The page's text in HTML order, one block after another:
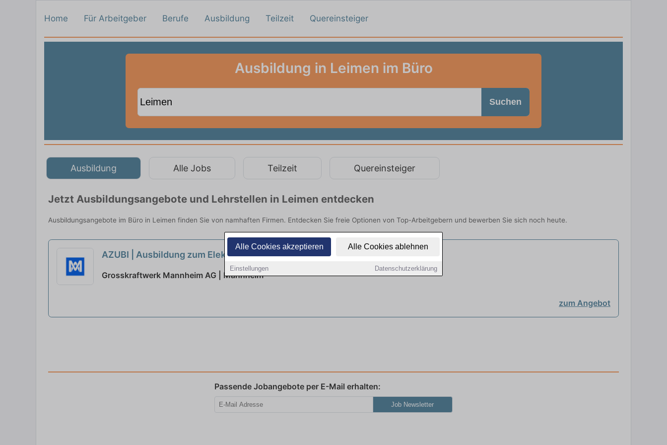
Alle Cookies akzeptieren Alle Cookies ablehnen
Einstellungen Datenschutzerklärung
Home Für Arbeitgeber Berufe Ausbildung Teilzeit Quereinsteiger
Ausbildung in Leimen im Büro
Suchen
Ausbildung Alle Jobs Teilzeit Quereinsteiger
Jetzt Ausbildungsangebote und Lehrstellen in Leimen entdecken
Ausbildungsangebote im Büro in Leimen finden Sie von namhaften Firmen. Entdecken Sie freie Optionen von Top-Arbeitgebern und bewerben Sie sich noch heute.
AZUBI | Ausbildung zum Elektroniker für Betriebstechnik (m/w/d)
Grosskraftwerk Mannheim AG | Mannheim
zum Angebot
Passende Jobangebote per E-Mail erhalten:
Job Newsletter